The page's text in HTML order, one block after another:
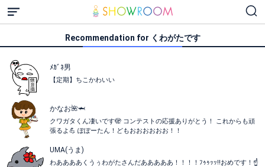
Recommendation for くわがたです
ﾒｶﾞﾈ男
【定期】ちこかわいい
かなお🌺🦈
クワガタくん凄いです🫣 コンテストの応援ありがとう！ これからも頑
張るよ💪 ぽぽーたん！どもおおおおおお！！
UMA(うま)
わああああくうぅわがたさんだあああああ！！！！ﾌｩｩｯｯ‼️おめです！☝️